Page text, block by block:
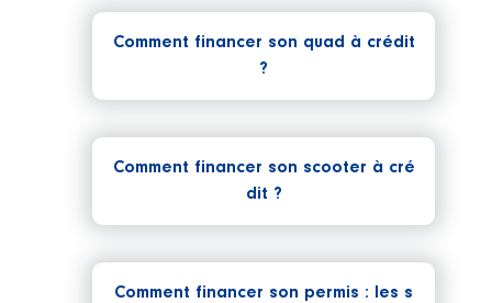
Comment financer son quad à crédit
?
Comment financer son scooter à cré
dit ?
Comment financer son permis : les s